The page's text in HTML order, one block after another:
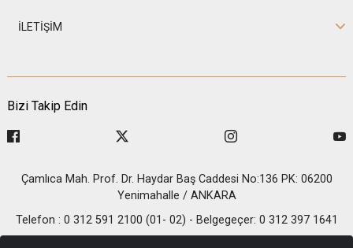
İLETİŞİM
Bizi Takip Edin
Çamlıca Mah. Prof. Dr. Haydar Baş Caddesi No:136 PK: 06200
Yenimahalle / ANKARA
Telefon : 0 312 591 2100 (01- 02) - Belgegeçer: 0 312 397 1641